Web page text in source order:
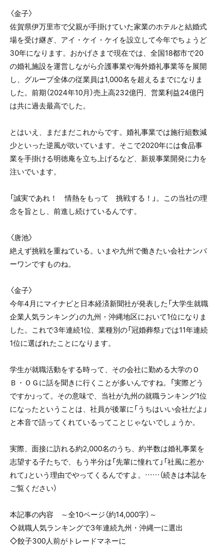
〈金子〉
佐賀県伊万里市で父親が手掛けていた家業のホテルと結婚式
場を受け継ぎ、アイ・ケイ・ケイを設立して今年でちょうど
30年になります。おかげさまで現在では、全国18都市で20
の婚礼施設を運営しながら介護事業や海外婚礼事業等を展開
し、グループ全体の従業員は1,000名を超えるまでになりま
した。前期（2024年10月）売上高232億円、営業利益24億円
は共に過去最高でした。
とはいえ、まだまだこれからです。婚礼事業では施行組数減
少といった逆風が吹いています。そこで2020年には食品事
業を手掛ける明徳庵を立ち上げるなど、新規事業開発に力を
注いでいます。
「誠実であれ！ 情熱をもって 挑戦する！」。この当社の理
念を旨とし、前進し続けているんです。
〈唐池〉
絶えず挑戦を重ねている。いまや九州で働きたい会社ナンバ
ーワンですものね。
〈金子〉
今年4月にマイナビと日本経済新聞社が発表した「大学生就職
企業人気ランキング」の九州・沖縄地区において1位になりま
した。これで3年連続1位、業種別の「冠婚葬祭」では11年連続
1位に選ばれたことになります。
学生が就職活動をする時って、その会社に勤める大学のＯ
Ｂ・ＯＧに話を聞きに行くことが多いんですね。「実際どう
ですか」って。その意味で、当社が九州の就職ランキング1位
になったということは、社員が後輩に「うちはいい会社だよ」
と本音で語ってくれているってことじゃないでしょうか。
実際、面接に訪れる約2,000名のうち、約半数は婚礼事業を
志望する子たちで、もう半分は「先輩に憧れて」「社風に惹か
れて」という理由でやってくるんですよ。……（続きは本誌を
ご覧ください）
本記事の内容 ～全10ページ（約14,000字）～
◇就職人気ランキングで3年連続九州・沖縄一に選出
◇餃子300人前がトレードマネーに